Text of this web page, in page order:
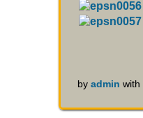
by admin with